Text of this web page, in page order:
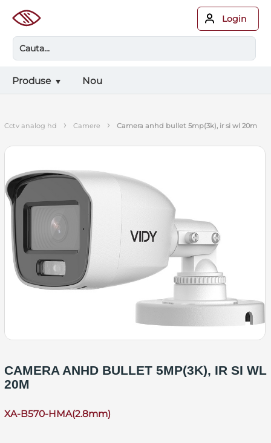
Login
Produse Nou
cctv analog hd › camere › camera anhd bullet 5mp(3k), ir si wl 20m
CAMERA ANHD BULLET 5MP(3K), IR SI WL
20M
XA-B570-HMA(2.8mm)